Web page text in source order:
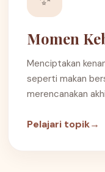
Momen
Menciptakan
seperti makan
merencanakan
Pelajari topik→